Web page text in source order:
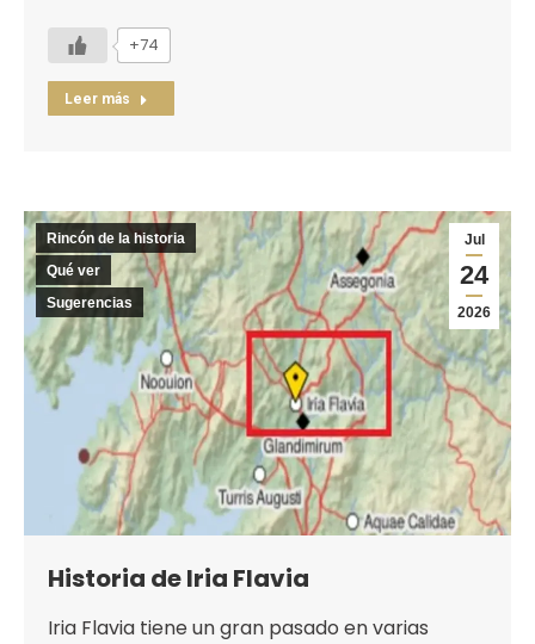
+74
Leer más
Jul
24
2026
Rincón de la historia
Qué ver
Sugerencias
Historia de Iria Flavia
Iria Flavia tiene un gran pasado en varias